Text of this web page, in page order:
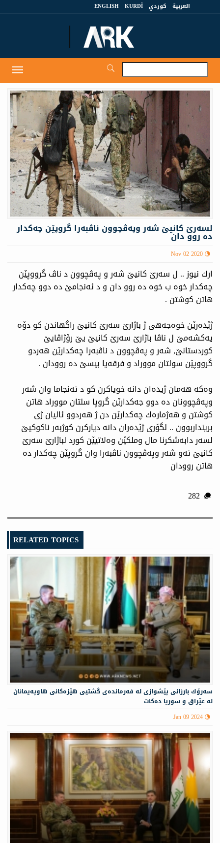
العربية كوردي KURDÎ
ENGLISH
لسەرێ كانیێ شەر وپەڤچوون ناڤبەرا گروپێن چەكدار
دە روو دان
Nov 02 2020
ارك نیوز .. ل سه‌رێ كانیێ شه‌ر و په‌ڤچوون د ناڤ گرووپێن
چه‌كدار خوه‌ ب خوه‌ ده‌ روو دان و د ئەنجامێ دە دوو چەكدار
هاتن كوشتن .
ژێدەرێن خوەجەهی ژ باژارێ سەرێ كانیێ راگهاندن كو دۆه
یەكشەمێ ل ناڤا باژارێ سه‌رێ كانیێ یێ رۆژاڤایێ
كوردستانێ, شه‌ر و په‌ڤچوون د ناڤبه‌را چه‌كدارێن هه‌ردو
گرووپێن سولتان مووراد و فرقه‌یا بیسێ دە روودان .
وەكە هەمان ژیدەان دانە خویاكرن كو د ئەنجاما وان شەر
وپەڤچوونان دە دوو جەكدارێن گروپا سلتان مووراد هاتن
كوشتن و هەژمارەك چەكدارێن دن ژ هەردوو ئالیان ژی
برینداربوون .. لگۆری ژێدەران دانە دیاركرن كوژبەر ناكوكیێ
لسەر دابەشكرنا مال وملكێن وەلاتیێن كورد لباژارێ سەرێ
كانیێ ئەو شەر وپەڤچوون ناڤبەرا وان گروپێن چەكدار دە
هاتن روودان
RELATED TOPICS
سه‌رۆك بارزانى پێشوازى لە فه‌رمانده‌ی گشتیی هێزه‌كانی هاوپه‌یمانان
لە عێراق و سوریا دەکات
Jan 09 2024